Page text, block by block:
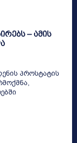
– ამის
პროსტატის